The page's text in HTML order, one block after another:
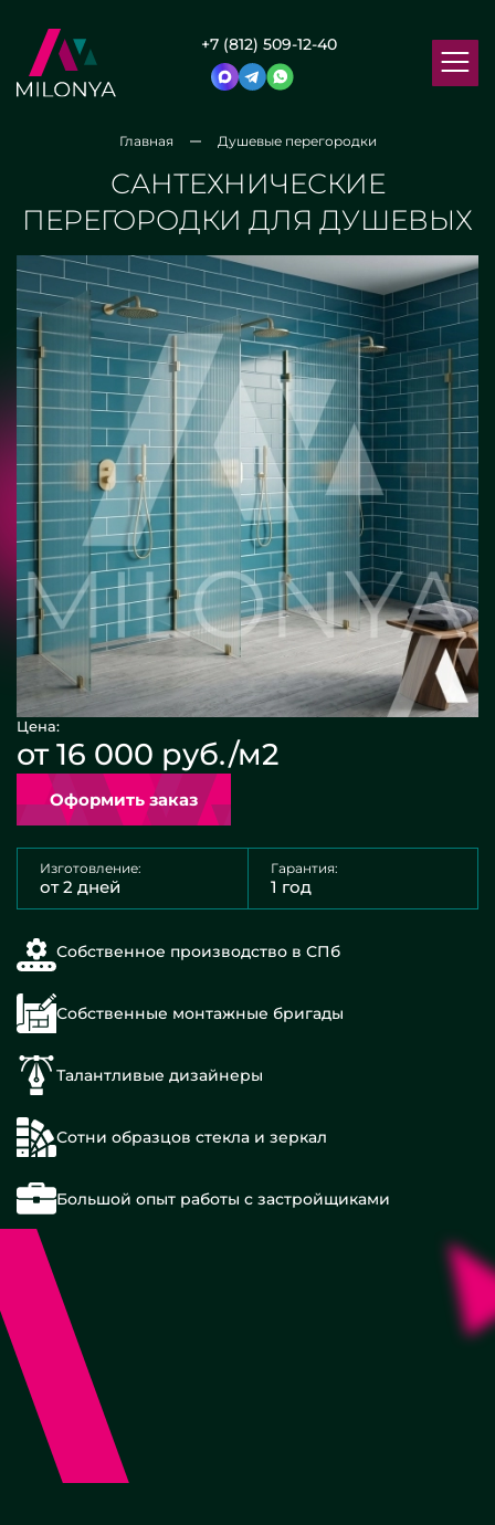
+7 (812) 509-12-40
Главная Душевые перегородки
САНТЕХНИЧЕСКИЕ
ПЕРЕГОРОДКИ ДЛЯ ДУШЕВЫХ
Цена:
от 16 000 руб./м2
Оформить заказ
Изготовление:
от 2 дней
Гарантия:
1 год
Собственное производство в СПб
Собственные монтажные бригады
Талантливые дизайнеры
Сотни образцов стекла и зеркал
Большой опыт работы с застройщиками
С
дверью